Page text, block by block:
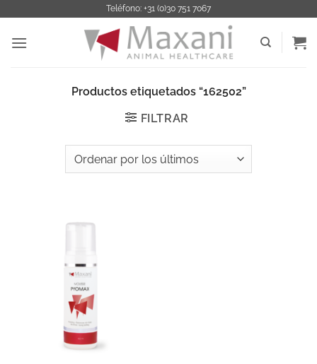
contenido
Teléfono: +31 (0)30 751 7067
Productos etiquetados “162502”
FILTRAR